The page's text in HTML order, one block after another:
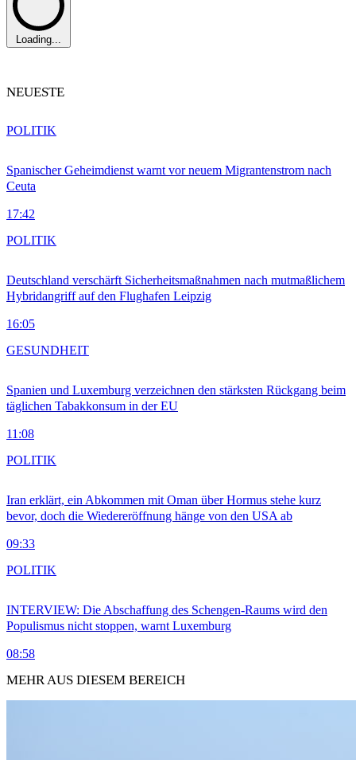
Loading...
NEUESTE
Spanischer Geheimdienst warnt vor neuem Migrantenstrom nach
Ceuta
17:42
POLITIK
Deutschland verschärft Sicherheitsmaßnahmen nach mutmaßlichem
Hybridangriff auf den Flughafen Leipzig
16:05
POLITIK
Spanien und Luxemburg verzeichnen den stärksten Rückgang beim
täglichen Tabakkonsum in der EU
11:08
GESUNDHEIT
Iran erklärt, ein Abkommen mit Oman über Hormus stehe kurz
bevor, doch die Wiedereröffnung hänge von den USA ab
09:33
POLITIK
INTERVIEW: Die Abschaffung des Schengen-Raums wird den
Populismus nicht stoppen, warnt Luxemburg
08:58
POLITIK
MEHR AUS DIESEM BEREICH